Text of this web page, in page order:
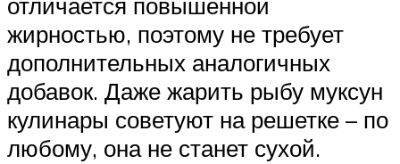
отличается повышенной
жирностью, поэтому не требует
дополнительных аналогичных
добавок. Даже жарить рыбу муксун
кулинары советуют на решетке – по
любому, она не станет сухой.